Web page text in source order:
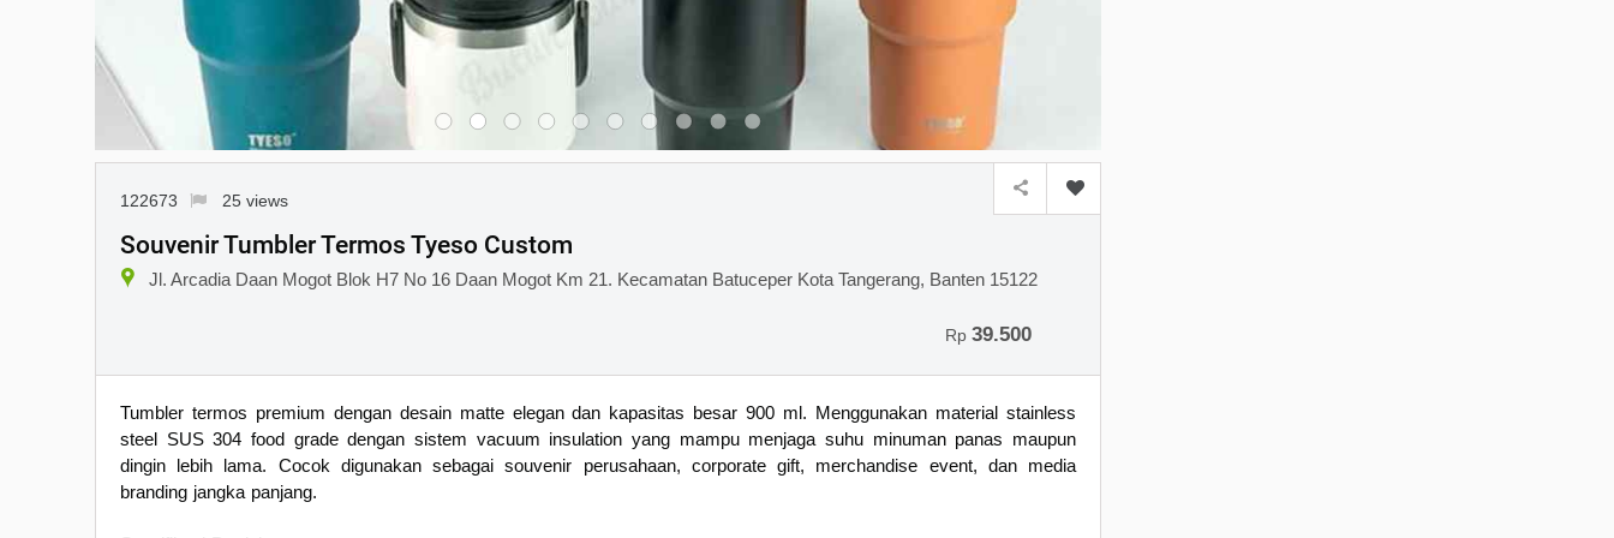
122673 25 views
Souvenir Tumbler Termos Tyeso Custom
Jl. Arcadia Daan Mogot Blok H7 No 16 Daan Mogot Km 21. Kecamatan Batuceper Kota Tangerang, Banten 15122
Rp 39.500
Tumbler termos premium dengan desain matte elegan dan kapasitas besar 900 ml. Menggunakan material stainless
steel SUS 304 food grade dengan sistem vacuum insulation yang mampu menjaga suhu minuman panas maupun
dingin lebih lama. Cocok digunakan sebagai souvenir perusahaan, corporate gift, merchandise event, dan media
branding jangka panjang.